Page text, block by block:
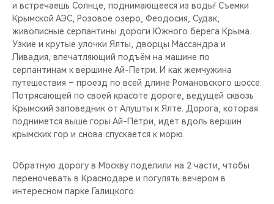
и встречаешь Солнце, поднимающееся из воды! Съемки
Крымской АЭС, Розовое озеро, Феодосия, Судак,
живописные серпантины дороги Южного берега Крыма.
Узкие и крутые улочки Ялты, дворцы Массандра и
Ливадия, впечатляющий подъём на машине по
серпантинам к вершине Ай-Петри. И как жемчужина
путешествия – проезд по всей длине Романовского шоссе.
Потрясающей по своей красоте дороге, ведущей сквозь
Крымский заповедник от Алушты к Ялте. Дорога, которая
поднимется выше горы Ай-Петри, идет вдоль вершин
крымских гор и снова спускается к морю.
Обратную дорогу в Москву поделили на 2 части, чтобы
переночевать в Краснодаре и погулять вечером в
интересном парке Галицкого.